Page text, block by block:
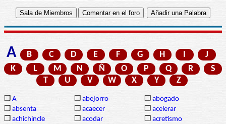
A B C D E F G H I
J
K
L M N Ñ O P Q R
S
T
U V W X Y Z
❒ A ❒ abejorro ❒ abogado
❒ absenta ❒ acaecer ❒ acelerar
❒ achichincle ❒ acodar ❒ acretismo